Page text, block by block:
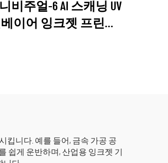
비주얼-6 AI 스캐닝 UV
이어 잉크젯 프린터
킵니다. 예를 들어, 금속 가공 공
쉽게 운반하며, 산업용 잉크젯 기